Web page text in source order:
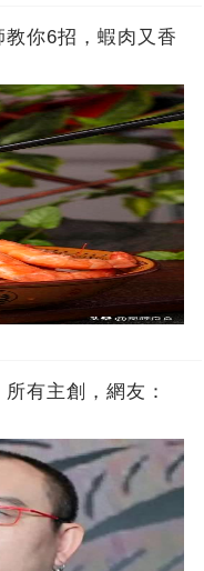
你6招，蝦肉又香
有主創，網友：